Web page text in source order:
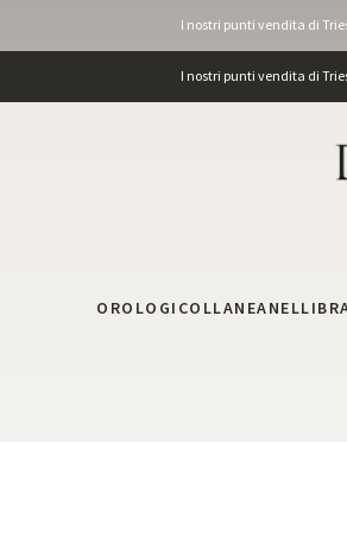
I nostri punti vendita di
I nostri punti vendita di
OROLOGI COLLANEANELLI